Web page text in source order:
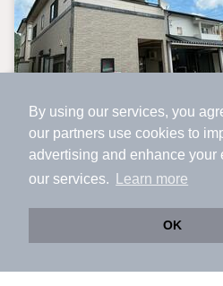
By using our services, you
our partners use cookies to
advertising and enhance your
our services.
Learn more
OK
より使いやす
アプリで物件
サクサク動く地図
中古一戸建て
京都府舞鶴市字小倉
1,290万円
松尾寺駅 歩34分 （小浜線）